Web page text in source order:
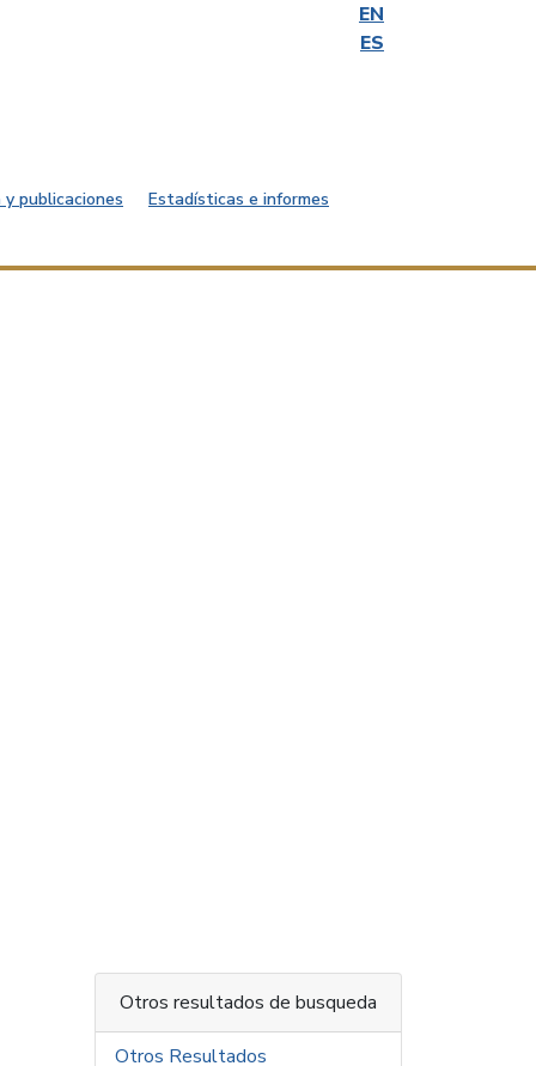
EN
ES
publicaciones Estadísticas e informes
Otros resultados de busqueda
Otros Resultados